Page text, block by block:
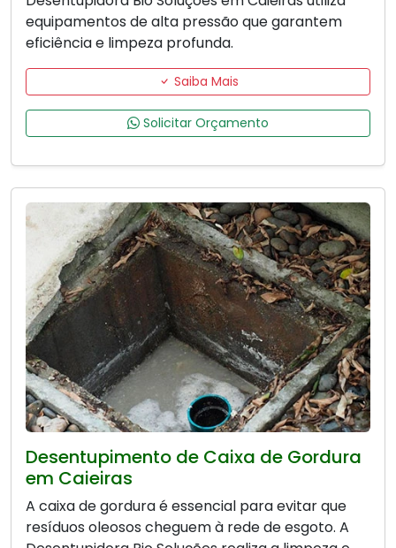
equipamentos de alta pressão que garantem
eficiência e limpeza profunda.
Saiba Mais
Solicitar Orçamento
Desentupimento de Caixa de Gordura
em Caieiras
A caixa de gordura é essencial para evitar que
resíduos oleosos cheguem à rede de esgoto. A